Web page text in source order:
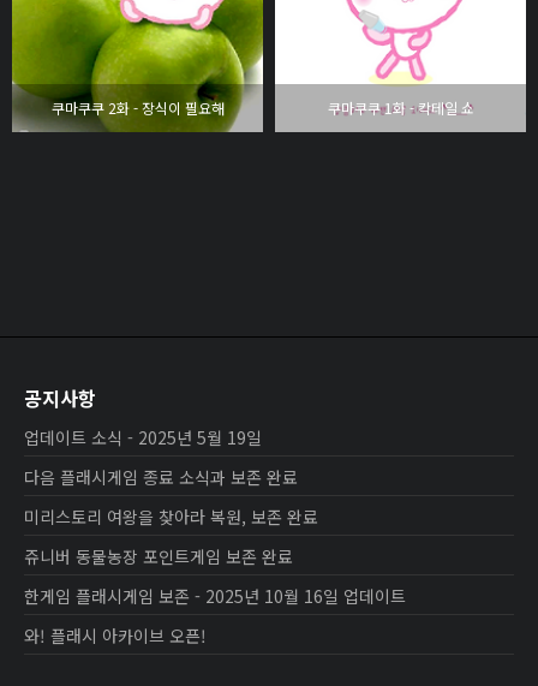
쿠마쿠쿠 2화 - 장식이 필요해 쿠마쿠쿠 1화 - 칵테일 쇼
공지사항
업데이트 소식 - 2025년 5월 19일
다음 플래시게임 종료 소식과 보존 완료
미리스토리 여왕을 찾아라 복원, 보존 완료
쥬니버 동물농장 포인트게임 보존 완료
한게임 플래시게임 보존 - 2025년 10월 16일 업데이트
와! 플래시 아카이브 오픈!